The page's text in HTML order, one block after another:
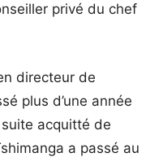
privé du chef
directeur de
plus d’une année
acquitté de
a passé au